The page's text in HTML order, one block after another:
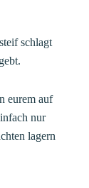
schlagt
eurem auf
nur
lagern